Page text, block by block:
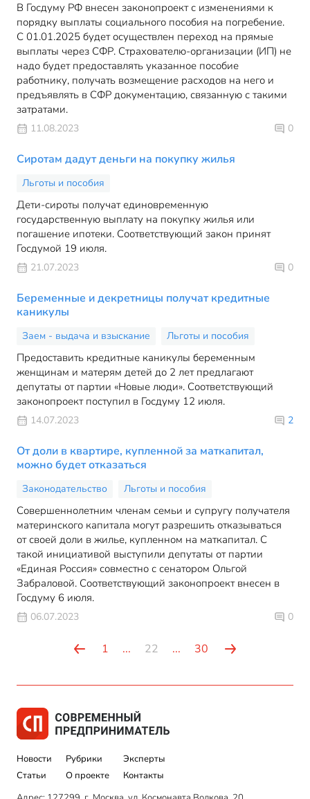
В Госдуму РФ внесен законопроект с изменениями к
порядку выплаты социального пособия на погребение.
С 01.01.2025 будет осуществлен переход на прямые
выплаты через СФР. Страхователю-организации (ИП) не
надо будет предоставлять указанное пособие
работнику, получать возмещение расходов на него и
предъявлять в СФР документацию, связанную с такими
затратами.
11.08.2023 0
Сиротам дадут деньги на покупку жилья
Льготы и пособия
Дети-сироты получат единовременную
государственную выплату на покупку жилья или
погашение ипотеки. Соответствующий закон принят
Госдумой 19 июля.
21.07.2023 0
Беременные и декретницы получат кредитные
каникулы
Заем - выдача и взыскание Льготы и пособия
Предоставить кредитные каникулы беременным
женщинам и матерям детей до 2 лет предлагают
депутаты от партии «Новые люди». Соответствующий
законопроект поступил в Госдуму 12 июля.
14.07.2023 2
От доли в квартире, купленной за маткапитал,
можно будет отказаться
Законодательство Льготы и пособия
Совершеннолетним членам семьи и супругу получателя
материнского капитала могут разрешить отказываться
от своей доли в жилье, купленном на маткапитал. С
такой инициативой выступили депутаты от партии
«Единая Россия» совместно с сенатором Ольгой
Забраловой. Соответствующий законопроект внесен в
Госдуму 6 июля.
06.07.2023 0
1 ... 22 ... 30
Новости
Статьи
Рубрики
О проекте
Эксперты
Контакты